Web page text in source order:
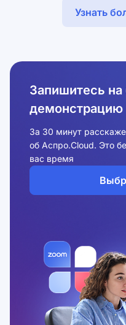
Узнать
Запишитесь
демонстрацию
За 30 минут
об Аспро.Cloud. Это
вас время